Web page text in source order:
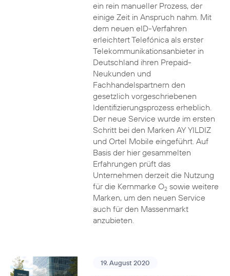
ein rein manueller Prozess, der
einige Zeit in Anspruch nahm. Mit
dem neuen eID-Verfahren
erleichtert Telefónica als erster
Telekommunikationsanbieter in
Deutschland ihren Prepaid-
Neukunden und
Fachhandelspartnern den
gesetzlich vorgeschriebenen
Identifizierungsprozess erheblich.
Der neue Service wurde im ersten
Schritt bei den Marken AY YILDIZ
und Ortel Mobile eingeführt. Auf
Basis der hier gesammelten
Erfahrungen prüft das
Unternehmen derzeit die Nutzung
für die Kernmarke O2sowie weitere
Marken, um den neuen Service
auch für den Massenmarkt
anzubieten.
19. August 2020